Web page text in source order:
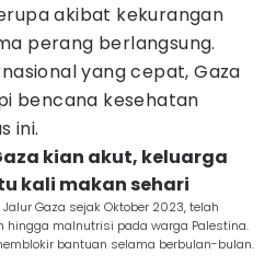
akibat kekurangan
perang berlangsung.
yang cepat, Gaza
bencana kesehatan
ini.
kian akut, keluarga
kali makan sehari
Gaza sejak Oktober 2023, telah
hingga malnutrisi pada warga Palestina.
bantuan selama berbulan-bulan.